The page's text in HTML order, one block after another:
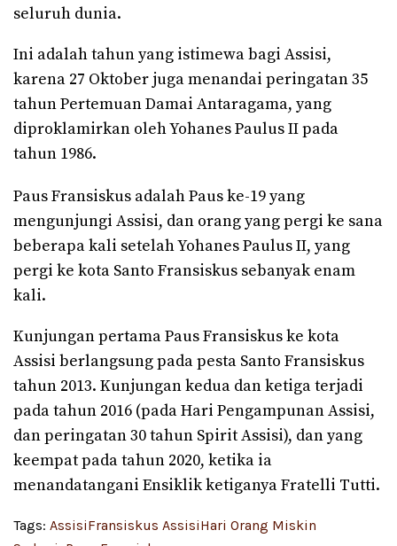
seluruh dunia.
Ini adalah tahun yang istimewa bagi Assisi,
karena 27 Oktober juga menandai peringatan 35
tahun Pertemuan Damai Antaragama, yang
diproklamirkan oleh Yohanes Paulus II pada
tahun 1986.
Paus Fransiskus adalah Paus ke-19 yang
mengunjungi Assisi, dan orang yang pergi ke sana
beberapa kali setelah Yohanes Paulus II, yang
pergi ke kota Santo Fransiskus sebanyak enam
kali.
Kunjungan pertama Paus Fransiskus ke kota
Assisi berlangsung pada pesta Santo Fransiskus
tahun 2013. Kunjungan kedua dan ketiga terjadi
pada tahun 2016 (pada Hari Pengampunan Assisi,
dan peringatan 30 tahun Spirit Assisi), dan yang
keempat pada tahun 2020, ketika ia
menandatangani Ensiklik ketiganya Fratelli Tutti.
Tags: AssisiFransiskus AssisiHari Orang Miskin